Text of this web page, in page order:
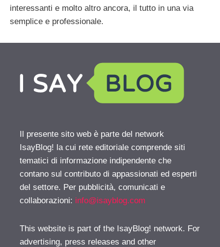
interessanti e molto altro ancora, il tutto in una via
semplice e professionale.
Il presente sito web è parte del network
IsayBlog! la cui rete editoriale comprende siti
tematici di informazione indipendente che
contano sul contributo di appassionati ed esperti
del settore. Per pubblicità, comunicati e
collaborazioni: info@isayblog.com
This website is part of the IsayBlog! network. For
advertising, press releases and other